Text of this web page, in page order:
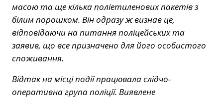
масою та ще кілька поліетиленових пакетів з
білим порошком. Він одразу ж визнав це,
відповідаючи на питання поліцейських та
заявив, що все призначено для його особистого
споживання.
Відтак на місці події працювала слідчо-
оперативна група поліції. Виявлене